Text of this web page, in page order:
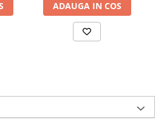
ADAUGA IN COS